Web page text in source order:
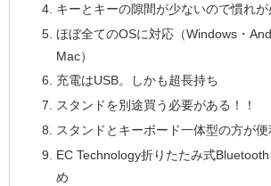
キーとキーの隙間が少ないので慣れが
ほぼ全てのOSに対応（Windows・
Mac）
充電はUSB。しかも超長持ち
スタンドを別途買う必要がある！！
スタンドとキーボード一体型の方が便
EC Technology折りたたみ式
め